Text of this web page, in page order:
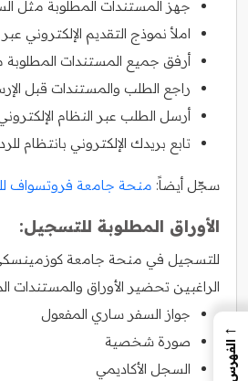
جهز المستندات المطلوبة مثل
املأ نموذج التقديم الإلكتروني
أرفق جميع المستندات المطلوبة
راجع الطلب والمستندات قبل
أرسل الطلب عبر النظام
تابع بريدك الإلكتروني بانتظام
سجّل أيضاً: منحة جامعة فروتسواف
الأوراق المطلوبة للتسجيل:
للتسجيل في منحة جامعة
الراغبين تحضير الأوراق والمستندات
جواز السفر ساري المفعول
صورة شخصية
السجل الأكاديمي
←
الفهرس